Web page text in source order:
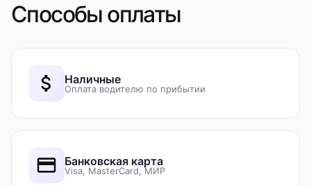
Способы оплаты
Наличные
Оплата водителю по прибытии
Банковская карта
Visa, MasterCard, МИР